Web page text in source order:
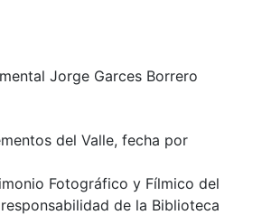
Jorge Garces Borrero
del Valle, fecha por
Fotográfico y Fílmico del
de la Biblioteca